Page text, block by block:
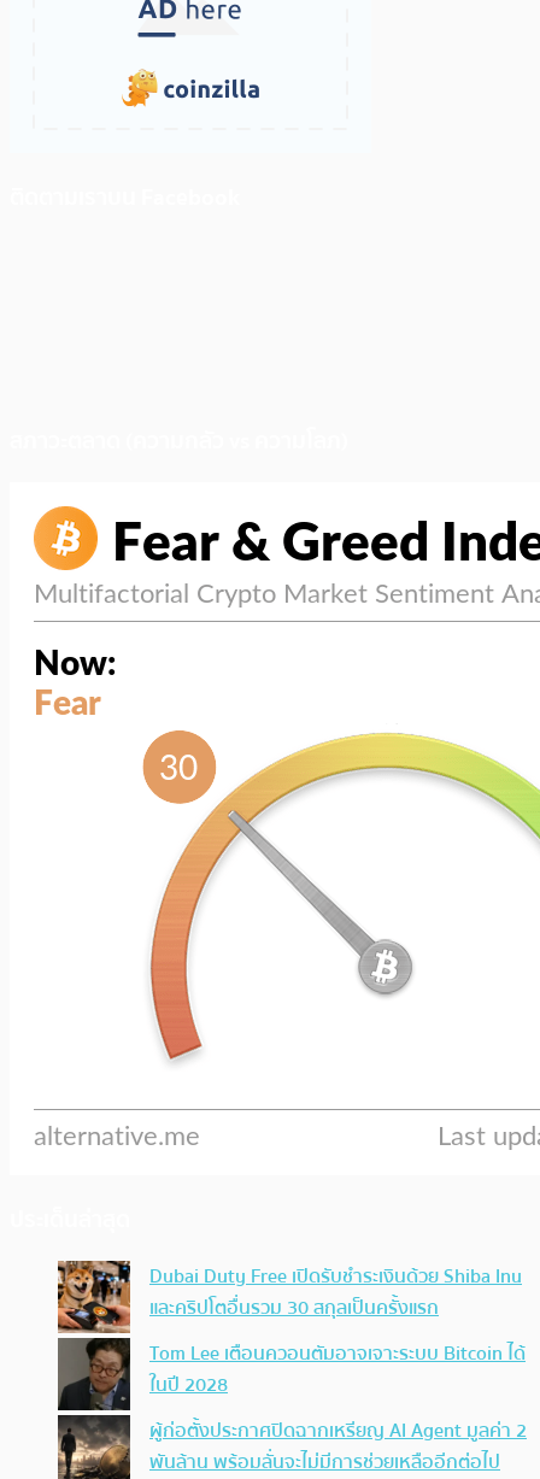
Dubai Duty Free เปิดรับชำระเงินด้วย Shiba Inu
และคริปโตอื่นรวม 30 สกุลเป็นครั้งแรก
Tom Lee เตือนควอนตัมอาจเจาะระบบ Bitcoin ได้
ในปี 2028
ผู้ก่อตั้งประกาศปิดฉากเหรียญ AI Agent มูลค่า 2
พันล้าน พร้อมลั่นจะไม่มีการช่วยเหลืออีกต่อไป